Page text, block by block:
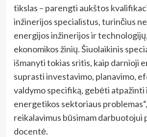
tikslas – parengti aukštos
inžinerijos specialistus, turinčius
energijos inžinerijos ir
ekonomikos žinių. Šiuolaikinis
išmanyti tokias sritis, kaip darnioji
suprasti investavimo, planavimo,
valdymo specifiką, gebėti atpažinti
energetikos sektoriaus
reikalavimus būsimam darbuotojui
docentė.